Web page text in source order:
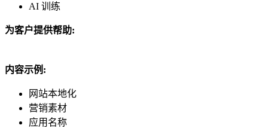
AI 训练
为客户提供帮助:
内容示例:
网站本地化
营销素材
应用名称